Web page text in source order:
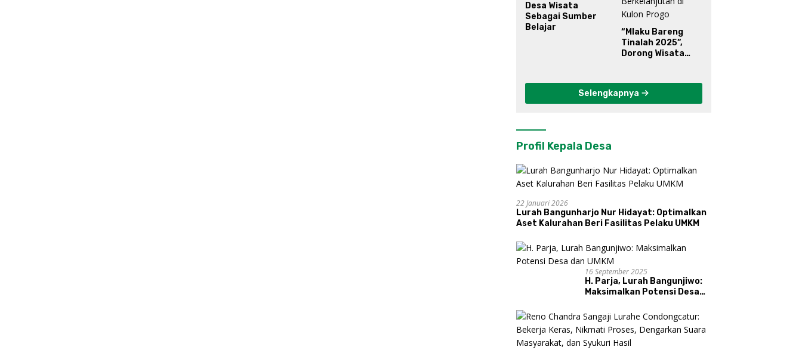
Desa Wisata
Sebagai Sumber
Belajar
“Mlaku Bareng
Tinalah 2025”,
Dorong Wisata
Selengkapnya
Profil Kepala Desa
22 Januari 2026
Lurah Bangunharjo Nur Hidayat: Optimalkan
Aset Kalurahan Beri Fasilitas Pelaku UMKM
16 September 2025
H. Parja, Lurah Bangunjiwo:
Maksimalkan Potensi Desa